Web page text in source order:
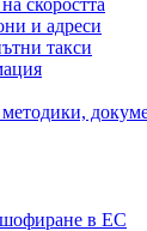
и адреси
такси
в ЕС